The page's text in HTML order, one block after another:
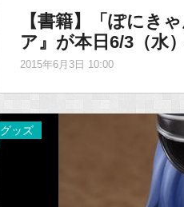
【書籍】「ぽにき
ア』が本日6/3（水
2015年6月3日 10:00
グッズ